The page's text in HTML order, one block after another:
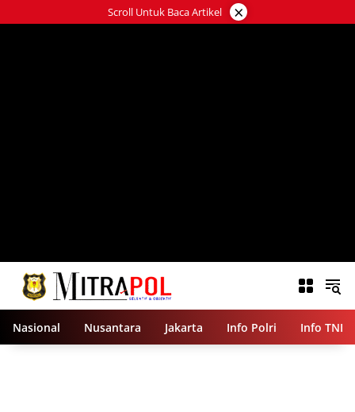
ke
Scroll Untuk Baca Artikel ×
Nasional Nusantara Jakarta Info Polri Info TNI